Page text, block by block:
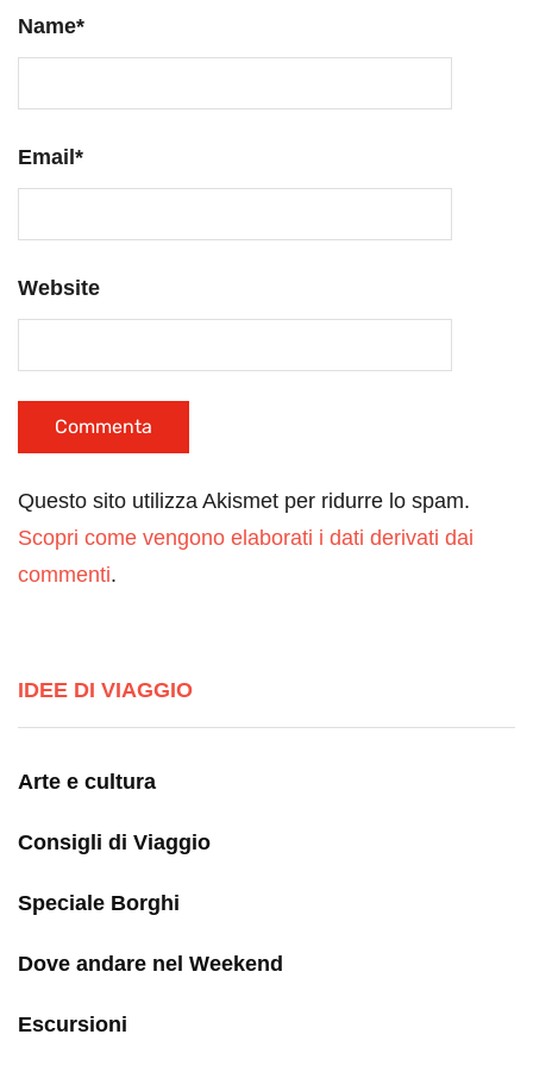
Name*
Email *
Website
Questo sito utilizza Akismet per ridurre lo spam.
Scopri come vengono elaborati i dati derivati dai
commenti.
IDEE DI VIAGGIO
Arte e cultura
Consigli di Viaggio
Speciale Borghi
Dove andare nel Weekend
Escursioni